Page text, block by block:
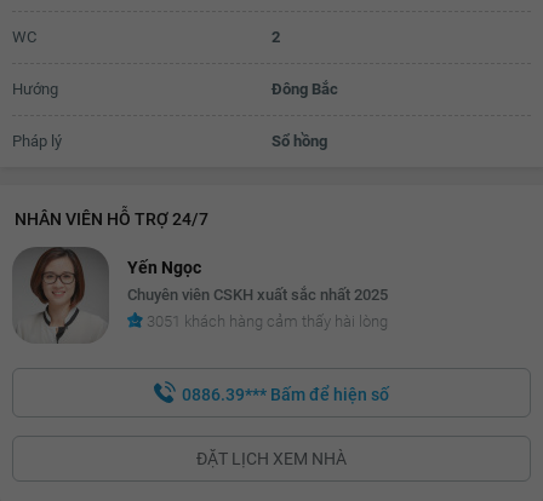
19.6 triệu
WC 2
Hướng Đông Bắc
Pháp lý Sổ hồng
NHÂN VIÊN HỖ TRỢ 24/7
Yến Ngọc
Chuyên viên CSKH xuất sắc nhất 2025
3051 khách hàng cảm thấy hài lòng
0886.39*** Bấm để hiện số
ĐẶT LỊCH XEM NHÀ